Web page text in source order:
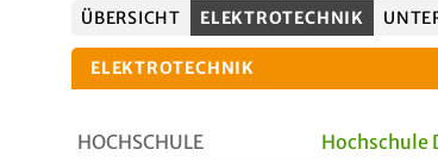
ÜBERSICHT ELEKTROTECHNIK
ELEKTROTECHNIK
HOCHSCHULE Hochschule